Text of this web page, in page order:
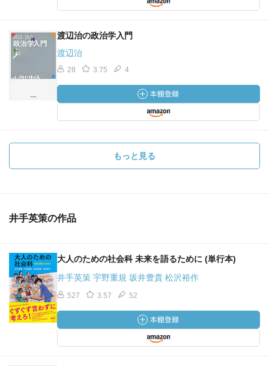
渡辺治の政治学入門
渡辺治
28 3.75 4
もっと見る
井手英策の作品
大人のための社会科 未来を語るために (単行本)
井手英策 宇野重規 坂井豊貴 松沢裕作
527 3.57 52